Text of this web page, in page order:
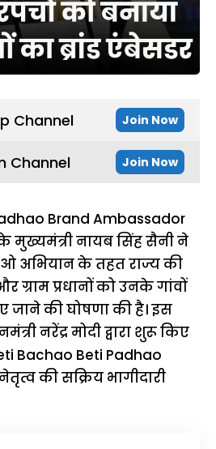
Channel Join Now
Channel Join Now
Brand Ambassador
मुख्यमंत्री नायब सिंह सैनी ने
अभियान के तहत राज्य की
ग्राम प्रधानों को उनके गांवों
जाने की घोषणा की है। इस
नरेंद्र मोदी द्वारा शुरू किए
Bachao Beti Padhao
की सक्रिय भागीदारी